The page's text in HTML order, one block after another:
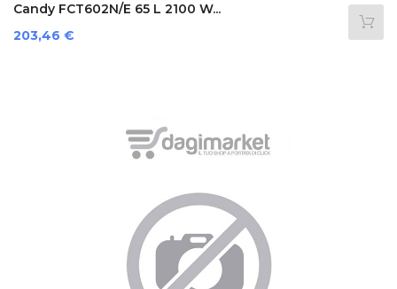
Candy FCT602N/E 65 L 2100 W...
Prezzo
203,46 €